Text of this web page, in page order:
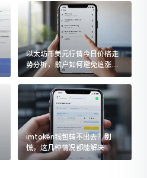
以太坊币美元行情今日价格走
势分析，散户如何避免追涨杀
跌被套牢
imtoken钱包转不出去？别
慌，这几种情况都能解决